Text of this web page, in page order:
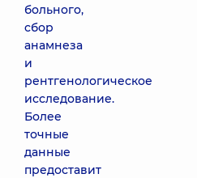
больного,
сбор
анамнеза
и
рентгенологическое
исследование.
Более
точные
данные
предоставит